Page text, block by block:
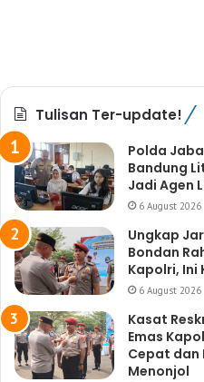
Tulisan Ter-update!
Polda
Bandung
Jadi Agen
6 August 2026
Ungkap
Bondan
Kapolri, Ini
6 August 2026
Kasat
Emas
Cepat dan
Menonjol